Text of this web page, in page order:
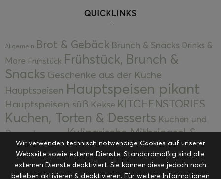
QUICKLINKS
Allgemein Brot & Gebäck Brunch & Snacks Drinks &
More Frühstück Frühstück, Brunch &
Snacks Geschenke aus der Küche
Hauptspeisen Hauptspeisen pikant
Hauptspeisen süß Kekse KITCHENSTORIES
Kuchen, Torten & Desserts Kuchen und
Desserts
Kulinarische Mitbringsel &
Eingemachtes Ohne Kategorie Ostern Resteküche
RezepteSaisonalSliderStartseite
Wir verwenden technisch notwendige Cookies auf unserer
Webseite sowie externe Dienste. Standardmäßig sind alle
externen Dienste deaktiviert. Sie können diese jedoch nach
belieben aktivieren & deaktivieren. Für weitere Informationen